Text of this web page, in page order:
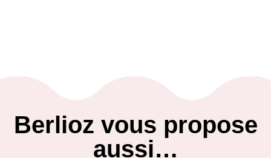
Berlioz vous propose
aussi…